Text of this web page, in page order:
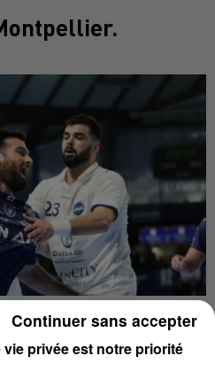
LOGIQUE ?
privée est notre priorité
Continuer sans accepter